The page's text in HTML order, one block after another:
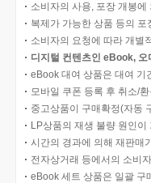
소비자의 사용, 포장 개봉
복제가 가능한 상품 등의
소비자의 요청에 따라 개별
디지털 컨텐츠인 eBook,
eBook 대여 상품은 대여 기
모바일 쿠폰 등록 후 취소/
중고상품이 구매확정(자동
LP상품의 재생 불량 원인
시간의 경과에 의해 재판매
전자상거래 등에서의 소비
eBook 세트 상품은 일괄 구